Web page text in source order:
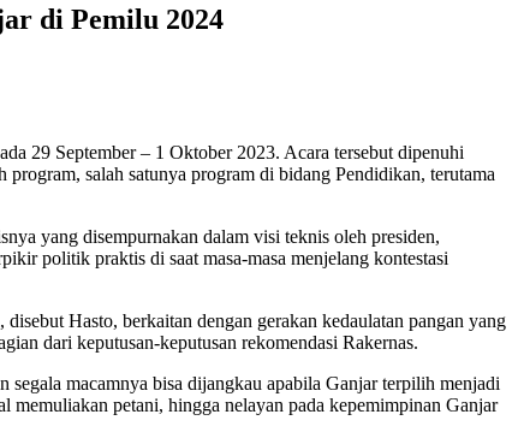
di Pemilu 2024
29 September – 1 Oktober 2023. Acara tersebut dipenuhi
salah satunya program di bidang Pendidikan, terutama
yang disempurnakan dalam visi teknis oleh presiden,
politik praktis di saat masa-masa menjelang kontestasi
Hasto, berkaitan dengan gerakan kedaulatan pangan yang
dari keputusan-keputusan rekomendasi Rakernas.
macamnya bisa dijangkau apabila Ganjar terpilih menjadi
petani, hingga nelayan pada kepemimpinan Ganjar